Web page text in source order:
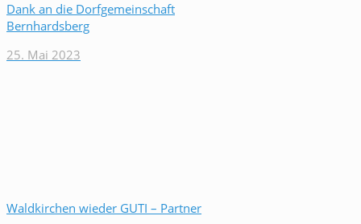
Dank an die Dorfgemeinschaft
Bernhardsberg
25. Mai 2023
Waldkirchen wieder GUTI – Partner